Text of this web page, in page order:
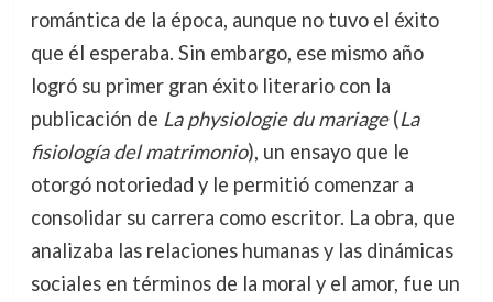
romántica de la época, aunque no tuvo el éxito
que él esperaba. Sin embargo, ese mismo año
logró su primer gran éxito literario con la
publicación de La physiologie du mariage(La
fisiología del matrimonio), un ensayo que le
otorgó notoriedad y le permitió comenzar a
consolidar su carrera como escritor. La obra, que
analizaba las relaciones humanas y las dinámicas
sociales en términos de la moral y el amor, fue un